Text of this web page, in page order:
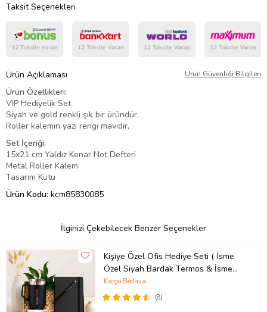
Taksit Seçenekleri
Ürün Açıklaması Ürün Güvenliği Bilgileri
Ürün Özellikleri:
VIP Hediyelik Set
Siyah ve gold renkli şık bir üründür,
Roller kalemin yazı rengi mavidir,
Set İçeriği:
15x21 cm Yaldız Kenar Not Defteri
Metal Roller Kalem
Tasarım Kutu
Ürün Kodu: kcm85830085
İlginizi Çekebilecek Benzer Seçenekler
Kişiye Özel Ofis Hediye Seti ( İsme
Özel Siyah Bardak Termos & İsme
Özel Siyah Defter & İsme Özel
Roller Kalem) (8)
Kargo Bedava